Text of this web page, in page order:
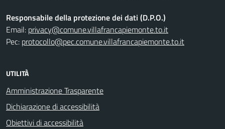
Responsabile della protezione dei dati (D.P.O.)
Email: privacy@comune.villafrancapiemonte.to.it
Pec: protocollo@pec.comune.villafrancapiemonte.to.it
UTILITÀ
Amministrazione Trasparente
Dichiarazione di accessibilità
Obiettivi di accessibilità